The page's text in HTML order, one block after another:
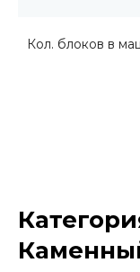
Кол. блоков в